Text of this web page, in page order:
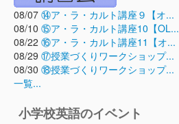
08/07 ⑭ア・ラ・カルト講座９【オ...
08/10 ⑮ア・ラ・カルト講座10【OL...
08/22 ⑯ア・ラ・カルト講座11【オ...
08/29 ⑰授業づくりワークショップ...
08/30 ⑱授業づくりワークショップ...
一覧...
小学校英語のイベント